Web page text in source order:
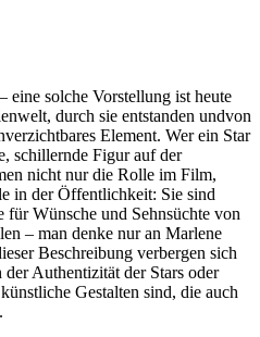
eine solche Vorstellung ist heute
durch sie entstanden undvon
Element. Wer ein Star
schillernde Figur auf der
nicht nur die Rolle im Film,
in der Öffentlichkeit: Sie sind
Wünsche und Sehnsüchte von
– man denke nur an Marlene
Beschreibung verbergen sich
der Authentizität der Stars oder
Gestalten sind, die auch